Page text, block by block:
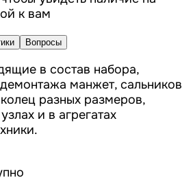
к вам
Вопросы
в состав набора,
манжет, сальников
разных размеров,
и в агрегатах